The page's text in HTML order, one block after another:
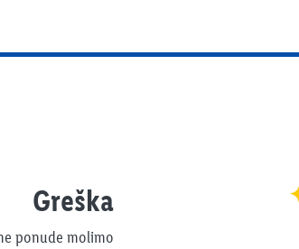
Greška
ponude molimo